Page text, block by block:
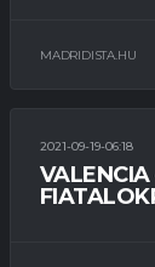
MADRIDISTA.HU
BAJNOKSÁG
2021-09-19-06:18